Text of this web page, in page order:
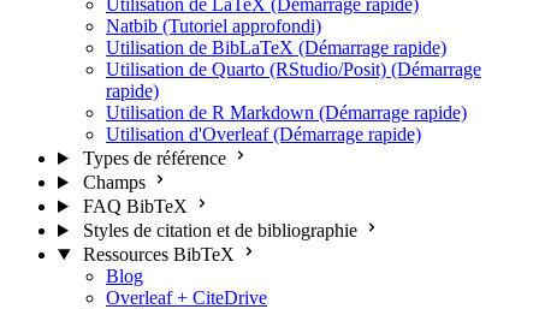
Utilisation de LaTeX (Démarrage rapide)
Natbib (Tutoriel approfondi)
Utilisation de BibLaTeX (Démarrage rapide)
Utilisation de Quarto (RStudio/Posit) (Démarrage
rapide)
Utilisation de R Markdown (Démarrage rapide)
Utilisation d'Overleaf (Démarrage rapide)
Types de référence
Champs
FAQ BibTeX
Styles de citation et de bibliographie
Ressources BibTeX
Blog
Overleaf + CiteDrive